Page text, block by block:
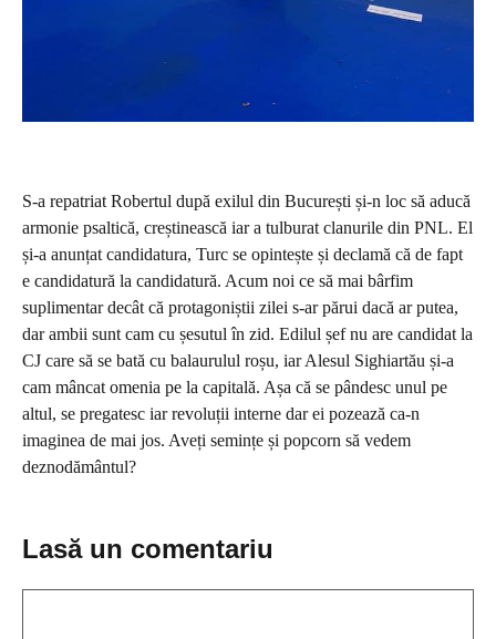
S-a repatriat Robertul după exilul din București și-n loc să aducă
armonie psaltică, creștinească iar a tulburat clanurile din PNL. El
și-a anunțat candidatura, Turc se opintește și declamă că de fapt
e candidatură la candidatură. Acum noi ce să mai bârfim
suplimentar decât că protagoniștii zilei s-ar părui dacă ar putea,
dar ambii sunt cam cu șesutul în zid. Edilul șef nu are candidat la
CJ care să se bată cu balaurulul roșu, iar Alesul Sighiartău și-a
cam mâncat omenia pe la capitală. Așa că se pândesc unul pe
altul, se pregatesc iar revoluții interne dar ei pozează ca-n
imaginea de mai jos. Aveți semințe și popcorn să vedem
deznodământul?
Lasă un comentariu